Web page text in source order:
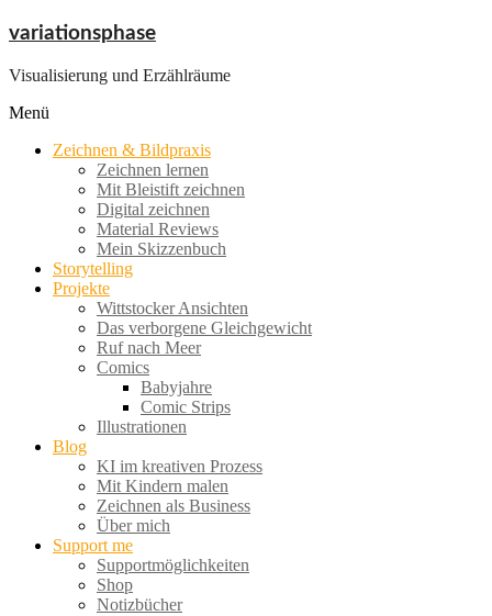
Zum
springen
variationsphase
Visualisierung und Erzählräume
Menü
Zeichnen & Bildpraxis
Zeichnen lernen
Mit Bleistift zeichnen
Digital zeichnen
Material Reviews
Mein Skizzenbuch
Storytelling
Projekte
Wittstocker Ansichten
Das verborgene Gleichgewicht
Ruf nach Meer
Comics
Babyjahre
Comic Strips
Illustrationen
Blog
KI im kreativen Prozess
Mit Kindern malen
Zeichnen als Business
Über mich
Support me
Supportmöglichkeiten
Shop
Notizbücher